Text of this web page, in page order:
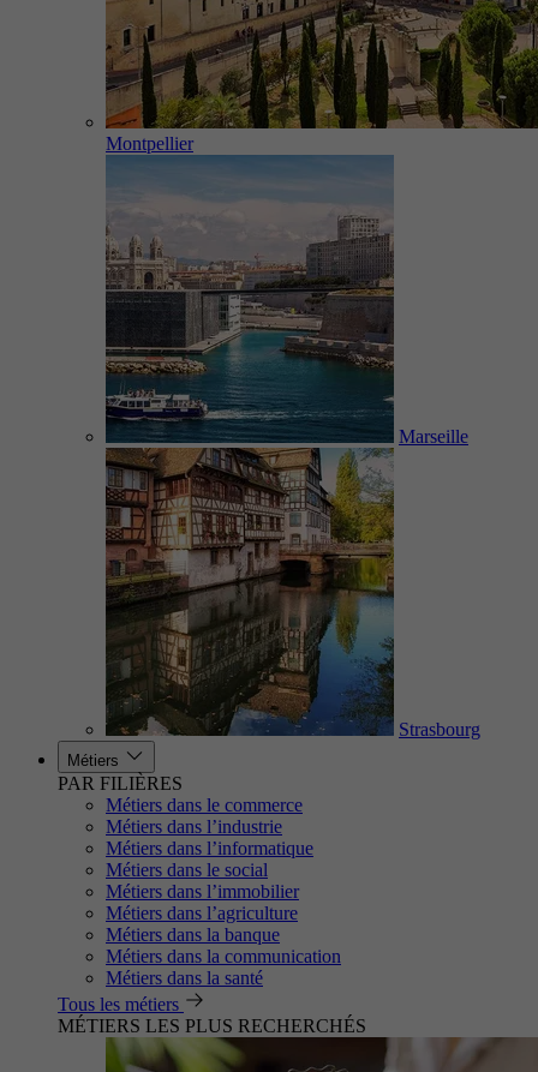
Montpellier
Marseille
Strasbourg
Métiers
PAR FILIÈRES
Métiers dans le commerce
Métiers dans l’industrie
Métiers dans l’informatique
Métiers dans le social
Métiers dans l’immobilier
Métiers dans l’agriculture
Métiers dans la banque
Métiers dans la communication
Métiers dans la santé
Tous les métiers
MÉTIERS LES PLUS RECHERCHÉS